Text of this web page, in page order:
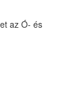
az Ó- és